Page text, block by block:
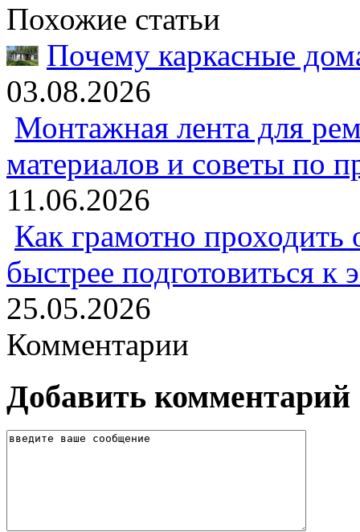
Похожие статьи
Почему каркасные
03.08.2026
Монтажная лента для
материалов и советы по
11.06.2026
Как грамотно проходить
быстрее подготовиться к
25.05.2026
Комментарии
Добавить комментарий